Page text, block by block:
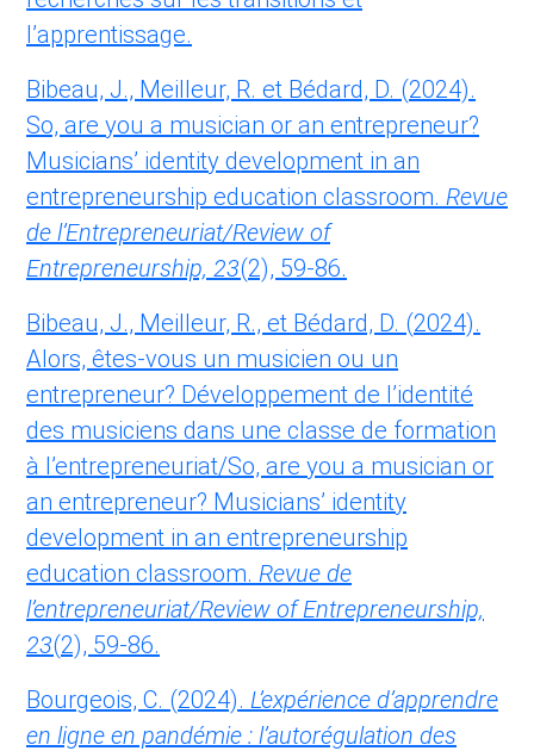
l’apprentissage.
Bibeau, J., Meilleur, R. et Bédard, D. (2024).
So, are you a musician or an entrepreneur?
Musicians’ identity development in an
entrepreneurship education classroom. Revue
de l’Entrepreneuriat/Review of
Entrepreneurship, 23(2), 59-86.
Bibeau, J., Meilleur, R., et Bédard, D. (2024).
Alors, êtes-vous un musicien ou un
entrepreneur? Développement de l’identité
des musiciens dans une classe de formation
à l’entrepreneuriat/So, are you a musician or
an entrepreneur? Musicians’ identity
development in an entrepreneurship
education classroom. Revue de
l’entrepreneuriat/Review of Entrepreneurship,
23(2), 59-86.
Bourgeois, C. (2024). L’expérience d’apprendre
en ligne en pandémie : l’autorégulation des